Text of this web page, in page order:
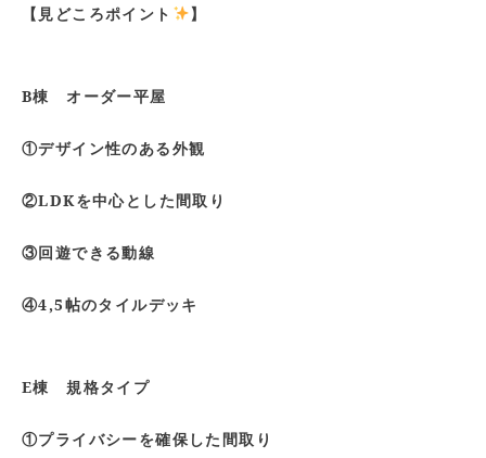
【見どころポイント 】
B棟 オーダー平屋
①デザイン性のある外観
②LDKを中心とした間取り
③回遊できる動線
④4,5帖のタイルデッキ
E棟 規格タイプ
①プライバシーを確保した間取り